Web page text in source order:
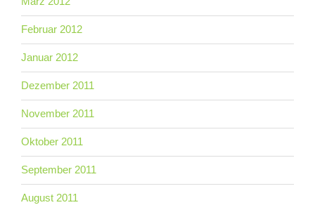
Februar 2012
Januar 2012
Dezember 2011
November 2011
Oktober 2011
September 2011
August 2011